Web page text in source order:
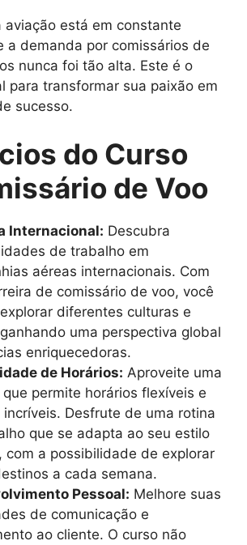
aviação está em constante
a demanda por comissários de
nunca foi tão alta. Este é o
para transformar sua paixão em
sucesso.
do Curso
de Voo
Internacional: Descubra
de trabalho em
aéreas internacionais. Com
de comissário de voo, você
diferentes culturas e
uma perspectiva global
enriquecedoras.
de Horários: Aproveite uma
que permite horários flexíveis e
incríveis. Desfrute de uma rotina
que se adapta ao seu estilo
com a possibilidade de explorar
a cada semana.
Pessoal: Melhore suas
de comunicação e
ao cliente. O curso não